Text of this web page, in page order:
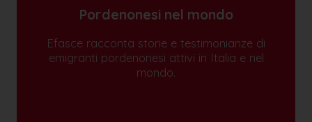
Pordenonesi nel mondo
Efasce racconta storie e testimonianze di
emigranti pordenonesi attivi in Italia e nel
mondo.